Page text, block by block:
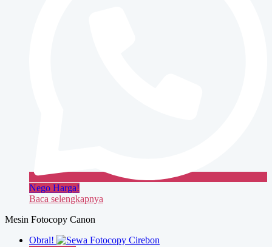
Nego Harga!
Baca selengkapnya
Mesin Fotocopy Canon
Obral!